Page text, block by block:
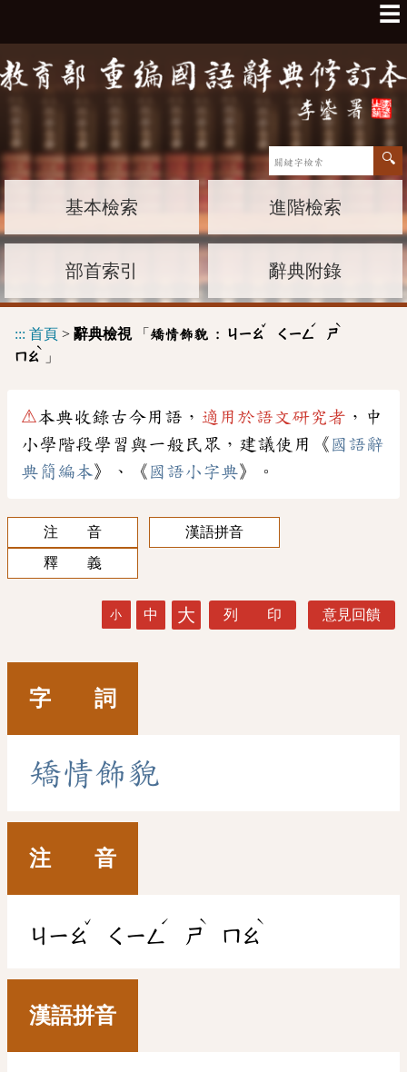
☰
基本檢索 進階檢索
部首索引 辭典附錄
::: 首頁 > 辭典檢視「 矯情飾貌 : ㄐㄧㄠ
ˇ
ㄑㄧㄥ
ˊ
ㄕ
ˋ
ㄇㄠ
ˋ
」
⚠本典收錄古今用語， 適用於語文研究者 ，中
小學階段學習與一般民眾，建議使用《 國語辭
典簡編本》、《 國語小字典》。
注 音
漢語拼音
釋 義
小 中 大 列 印 意見回饋
字 詞
矯情飾貌
注 音
ㄐㄧㄠ
ˇ
ㄑㄧㄥ
ˊ
ㄕ
ˋ
ㄇㄠ
ˋ
漢語拼音